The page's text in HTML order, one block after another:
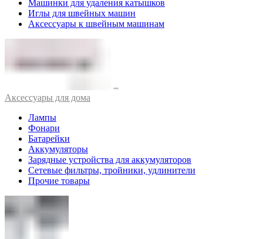
Машинки для удаления катышков
Иглы для швейных машин
Аксессуары к швейным машинам
Аксессуары для дома
Лампы
Фонари
Батарейки
Аккумуляторы
Зарядные устройства для аккумуляторов
Сетевые фильтры, тройники, удлинители
Прочие товары